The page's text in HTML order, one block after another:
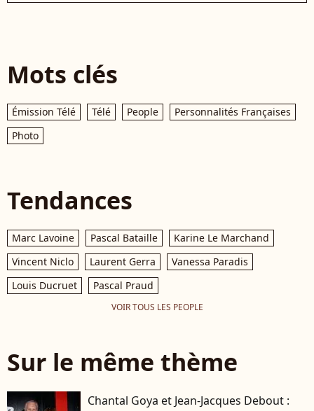
Mots clés
Émission Télé Télé People
Personnalités Françaises
Photo
Tendances
Marc Lavoine Pascal Bataille
Karine Le Marchand
Vincent Niclo
Laurent Gerra
Vanessa Paradis
Louis Ducruet
Pascal Praud
VOIR TOUS LES PEOPLE
Sur le même thème
Chantal Goya et Jean-Jacques Debout :